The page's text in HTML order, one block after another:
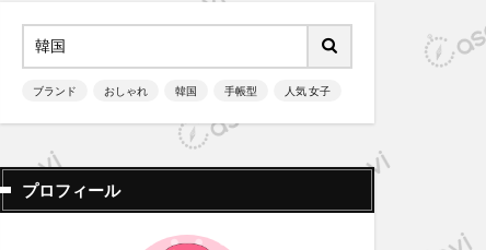
ブランド おしゃれ 韓国 手帳型 人気 女子
プロフィール